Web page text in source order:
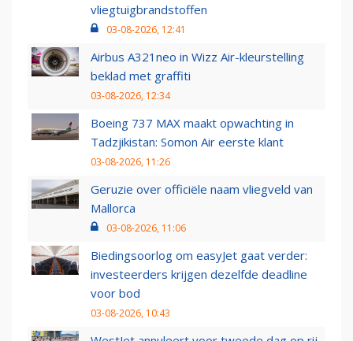
vliegtuigbrandstoffen
03-08-2026, 12:41
Airbus A321neo in Wizz Air-kleurstelling
beklad met graffiti
03-08-2026, 12:34
Boeing 737 MAX maakt opwachting in
Tadzjikistan: Somon Air eerste klant
03-08-2026, 11:26
Geruzie over officiële naam vliegveld van
Mallorca
03-08-2026, 11:06
Biedingsoorlog om easyJet gaat verder:
investeerders krijgen dezelfde deadline
voor bod
03-08-2026, 10:43